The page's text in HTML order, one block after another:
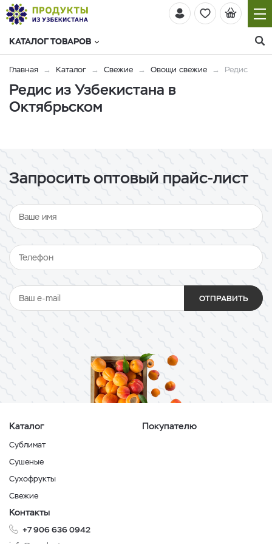
КАТАЛОГ ТОВАРОВ
Главная Каталог Свежие Овощи свежие Редис
Редис из Узбекистана в
Октябрьском
Запросить оптовый прайс-лист
ОТПРАВИТЬ
Каталог
Сублимат
Сушеные
Сухофрукты
Свежие
Покупателю
Контакты
+7 906 636 0942